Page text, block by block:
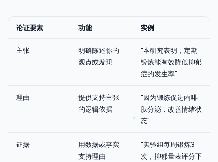
论证要素 功能 实例
主张
明确陈述你的
观点或发现
"本研究表明，定期
锻炼能有效降低抑郁
症的发生率"
理由
提供支持主张
的逻辑依据
"因为锻炼促进内啡
肽分泌，改善情绪状
态"
证据
用数据或事实
支持理由
"实验组每周锻炼3
次，抑郁量表评分下